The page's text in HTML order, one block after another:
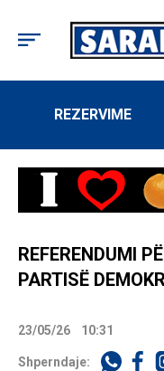
REZERVIME
REFERENDUMI
PARTISË
23/05/26 10:31
Shperndaje: